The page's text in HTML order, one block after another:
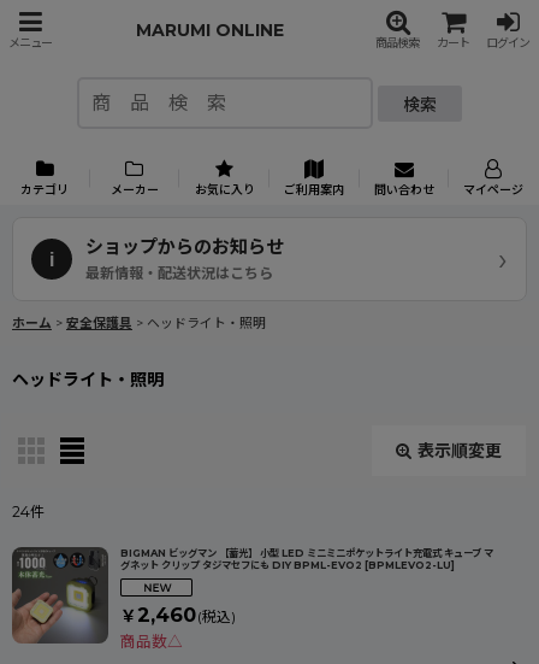
メニュー
MARUMI ONLINE
商品検索 カート ログイン
検索
カテゴリ メーカー お気に入り ご利用案内 問い合わせ マイページ
i
ショップからのお知らせ
最新情報・配送状況はこちら ›
ホーム > 安全保護具 > ヘッドライト・照明
ヘッドライト・照明
表示順変更
表示数:
並び順:
24件
BIGMAN ビッグマン 【蓄光】 小型 LED ミニミニポケットライト充電式 キューブ マ
グネット クリップ タジマセフにも DIY BPML-EVO2 [BPMLEVO2-LU]
￥ 2,460(税込)
商品数△